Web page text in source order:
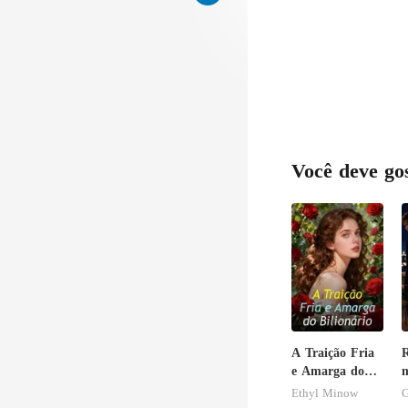
Você deve
A Traição Fria
e Amarga do
Bilionário
Ethyl Minow